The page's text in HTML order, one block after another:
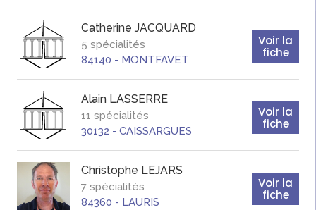
Catherine JACQUARD
5 spécialités
84140 - MONTFAVET
Voir la
fiche
Alain LASSERRE
11 spécialités
30132 - CAISSARGUES
Voir la
fiche
Christophe LEJARS
7 spécialités
84360 - LAURIS
Voir la
fiche